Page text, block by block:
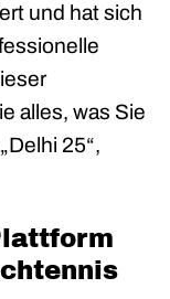
und hat sich
alles, was Sie
25“,